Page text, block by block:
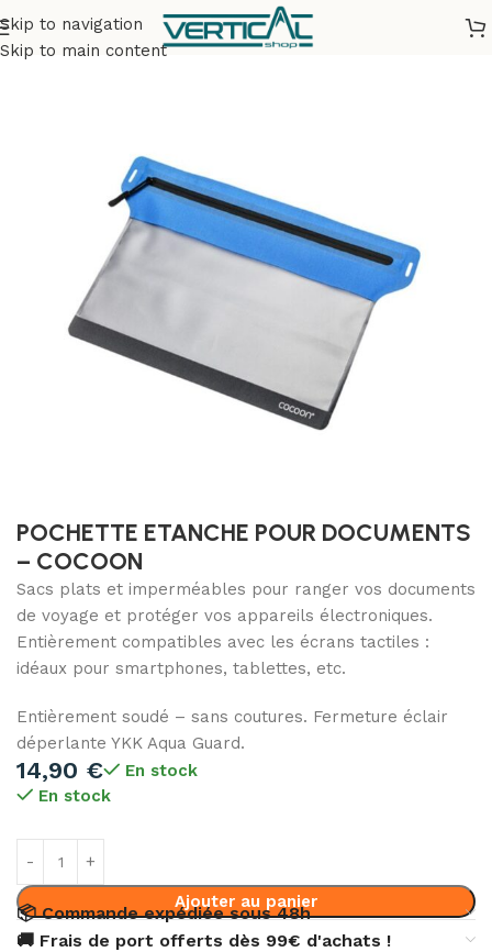
Skip to navigation
Skip to main content
Accueil Accessoires Sacs randonnée & Trail
POCHETTE ETANCHE POUR DOCUMENTS
– COCOON
Sacs plats et imperméables pour ranger vos documents
de voyage et protéger vos appareils électroniques.
Entièrement compatibles avec les écrans tactiles :
idéaux pour smartphones, tablettes, etc.
Entièrement soudé – sans coutures. Fermeture éclair
déperlante YKK Aqua Guard.
14,90 €
En stock
En stock
Ajouter au panier
📦 Commande expédiée sous 48h
🚚 Frais de port offerts dès 99€ d'achats !